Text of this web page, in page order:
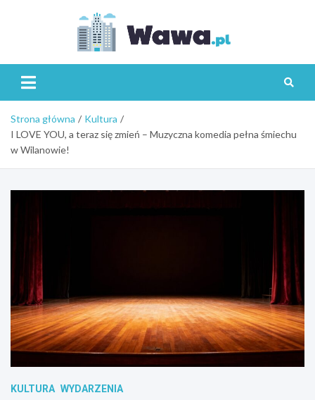
Strona główna
Kultura
I LOVE YOU, a teraz się zmień – Muzyczna komedia pełna śmiechu
w Wilanowie!
KULTURA WYDARZENIA